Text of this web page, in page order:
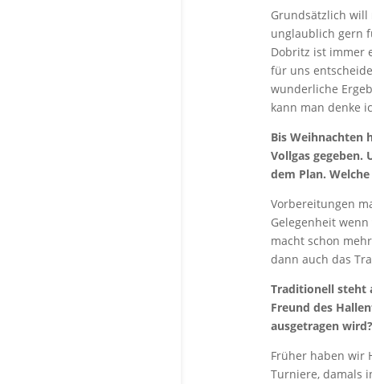
Grundsätzlich will
unglaublich gern
Dobritz ist immer
für uns
wunderliche
kann man denke
Bis Weihnachten
Vollgas gegeben.
dem Plan.
Vorbereitungen
Gelegenheit
macht schon
dann auch das
Traditionell steht
Freund des
ausgetragen wird?
Früher haben wir
Turniere, damals